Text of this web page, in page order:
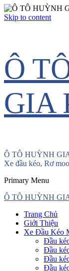
Skip to content
Ô
GIA
Ô TÔ HUỲNH GIA
Xe đầu kéo, Rơ
Primary Menu
Ô TÔ HUỲNH
Trang Chủ
Giới Thiệu
Xe Đầu Kéo
Đầu
Đầu
Đầu
Đầu